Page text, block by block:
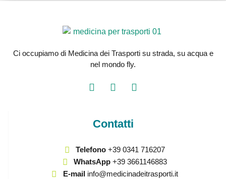
Ci occupiamo di Medicina dei Trasporti su strada, su acqua e
nel mondo fly.
Contatti
Telefono +39 0341 716207
WhatsApp+39 3661146883
E-mailinfo@medicinadeitrasporti.it